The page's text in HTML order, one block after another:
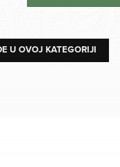
U OVOJ KATEGORIJI